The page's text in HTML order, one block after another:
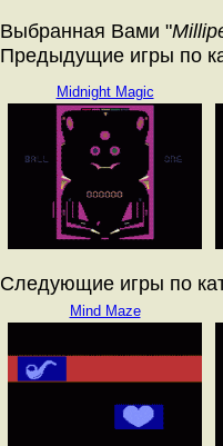
Выбранная Вами "
Предыдущие игры по
Midnight Magic
Следующие игры по
Mind Maze